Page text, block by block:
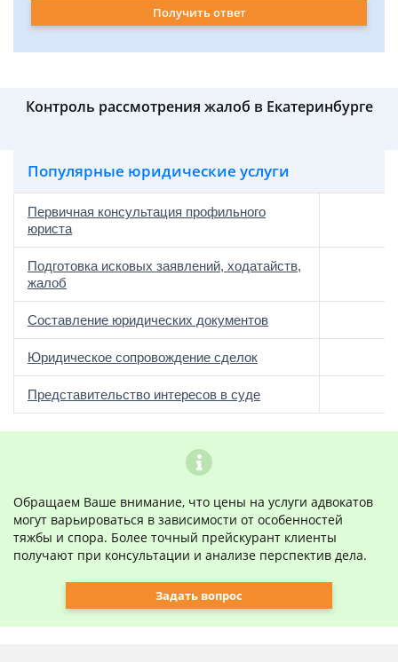
Получить ответ
Контроль рассмотрения жалоб в Екатеринбурге
Популярные юридические услуги
Первичная консультация профильного
юриста
Подготовка исковых заявлений, ходатайств,
жалоб
Составление юридических документов
Юридическое сопровождение сделок
Представительство интересов в суде
Обращаем Ваше внимание, что цены на услуги адвокатов
могут варьироваться в зависимости от особенностей
тяжбы и спора. Более точный прейскурант клиенты
получают при консультации и анализе перспектив дела.
Задать вопрос